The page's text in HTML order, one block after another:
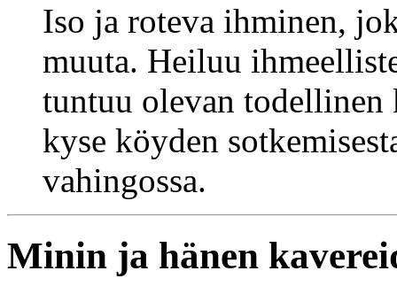
Iso ja roteva ihminen,
muuta. Heiluu
tuntuu olevan
kyse köyden
vahingossa.
Minin ja hänen